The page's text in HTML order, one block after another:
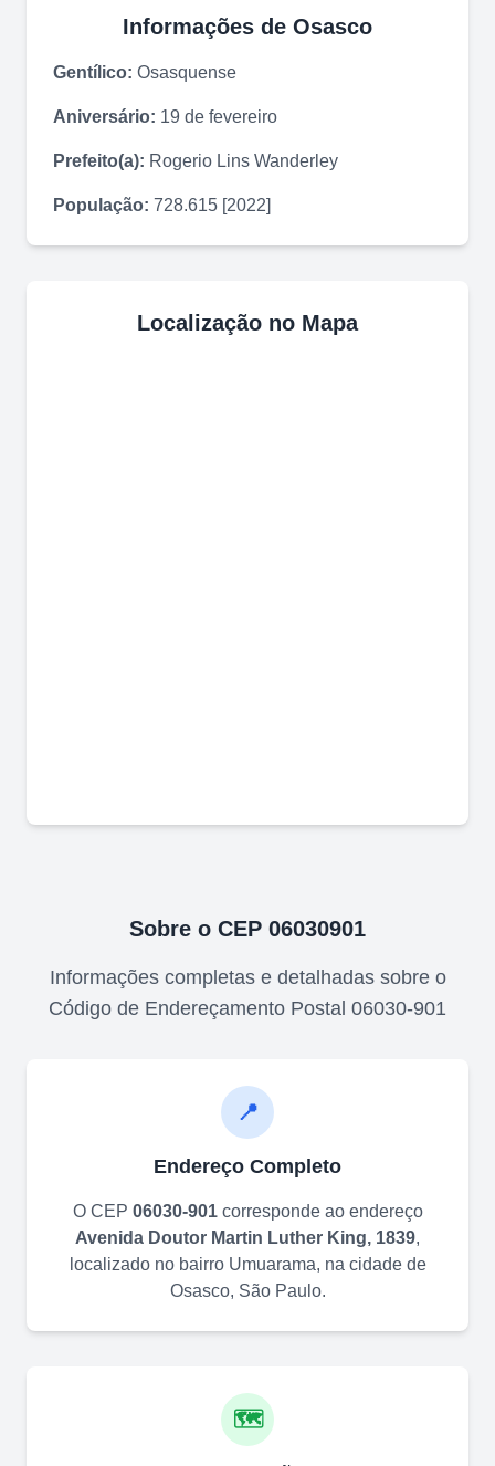
Informações de Osasco
Gentílico: Osasquense
Aniversário: 19 de fevereiro
Prefeito(a): Rogerio Lins Wanderley
População: 728.615 [2022]
Localização no Mapa
Sobre o CEP 06030901
Informações completas e detalhadas sobre o
Código de Endereçamento Postal 06030-901
📍
Endereço Completo
O CEP 06030-901corresponde ao endereço
Avenida Doutor Martin Luther King, 1839,
localizado no bairro Umuarama, na cidade de
Osasco, São Paulo.
🗺️